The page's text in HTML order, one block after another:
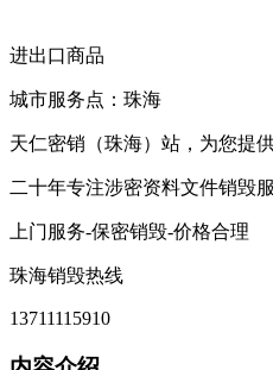
进出口商品
城市服务点：珠海
天仁密销（珠海）站，为您提
二十年专注涉密资料文件销毁
上门服务-保密销毁-价格合理
珠海销毁热线
13711115910